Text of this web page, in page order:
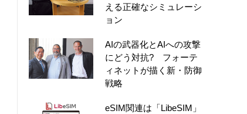
える正確なシミュレーシ
ョン
AIの武器化とAIへの攻撃
にどう対抗? フォーテ
ィネットが描く新・防御
戦略
eSIM関連は「LibeSIM」